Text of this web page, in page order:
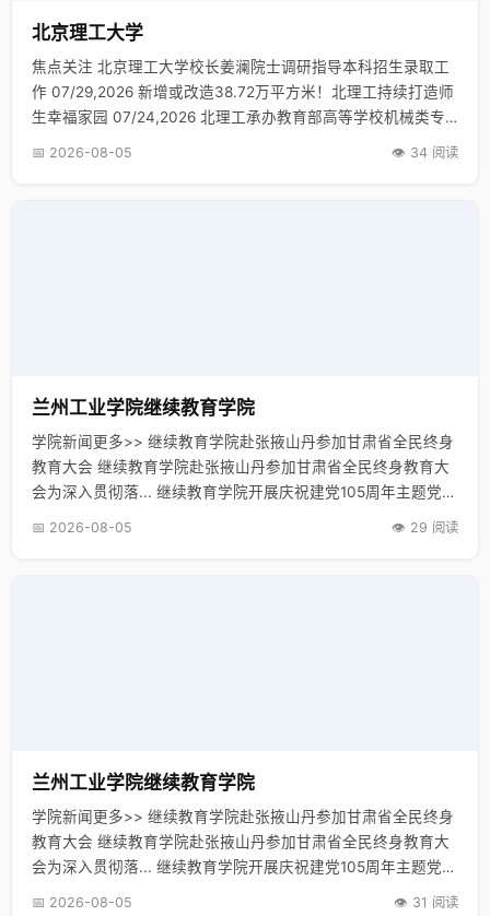
北京理工大学
焦点关注 北京理工大学校长姜澜院士调研指导本科招生录取工
作 07/29,2026 新增或改造38.72万平方米！北理工持续打造师
生幸福家园 07/24,2026 北理工承办教育部高等学校机械类专
📅 2026-08-05 👁️ 34 阅读
兰州工业学院继续教育学院
学院新闻更多>> 继续教育学院赴张掖山丹参加甘肃省全民终身
教育大会 继续教育学院赴张掖山丹参加甘肃省全民终身教育大
会为深入贯彻落... 继续教育学院开展庆祝建党105周年主题党日
活动 继续教育学院开展庆祝建党105周年主题党日活动为深入
📅 2026-08-05 👁️ 29 阅读
兰州工业学院继续教育学院
学院新闻更多>> 继续教育学院赴张掖山丹参加甘肃省全民终身
教育大会 继续教育学院赴张掖山丹参加甘肃省全民终身教育大
会为深入贯彻落... 继续教育学院开展庆祝建党105周年主题党日
活动 继续教育学院开展庆祝建党105周年主题党日活动为深入
📅 2026-08-05 👁️ 31 阅读